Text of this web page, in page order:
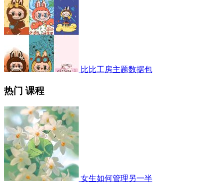
比比工房主题数据包
热门 课程
女生如何管理另一半